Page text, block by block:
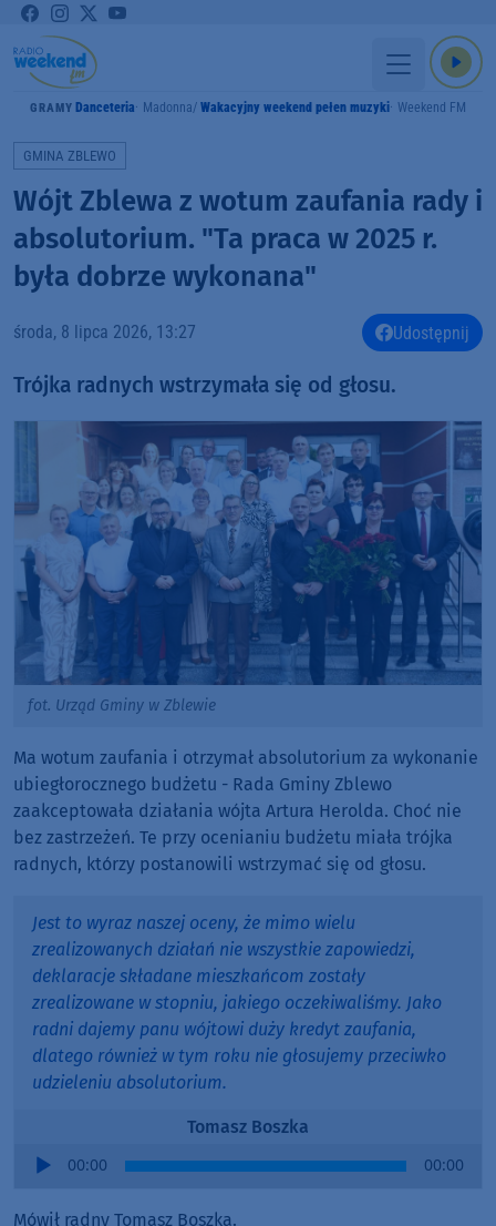
GRAMY Danceteria Madonna Wakacyjny weekend pełen muzyki Weekend FM
GMINA ZBLEWO
Wójt Zblewa z wotum zaufania rady i
absolutorium. "Ta praca w 2025 r.
była dobrze wykonana"
środa, 8 lipca 2026, 13:27 Udostępnij
Trójka radnych wstrzymała się od głosu.
fot. Urząd Gminy w Zblewie
Ma wotum zaufania i otrzymał absolutorium za wykonanie
ubiegłorocznego budżetu - Rada Gminy Zblewo
zaakceptowała działania wójta Artura Herolda. Choć nie
bez zastrzeżeń. Te przy ocenianiu budżetu miała trójka
radnych, którzy postanowili wstrzymać się od głosu.
Jest to wyraz naszej oceny, że mimo wielu
zrealizowanych działań nie wszystkie zapowiedzi,
deklaracje składane mieszkańcom zostały
zrealizowane w stopniu, jakiego oczekiwaliśmy. Jako
radni dajemy panu wójtowi duży kredyt zaufania,
dlatego również w tym roku nie głosujemy przeciwko
udzieleniu absolutorium.
Tomasz Boszka
Audio
00:00 00:00
Mówił radny Tomasz Boszka.